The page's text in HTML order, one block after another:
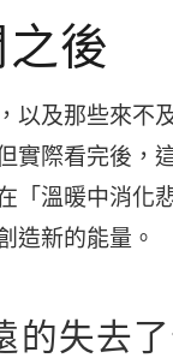
後
以及那些來不
實際看完後，
「溫暖中消化
造新的能量。
的失去